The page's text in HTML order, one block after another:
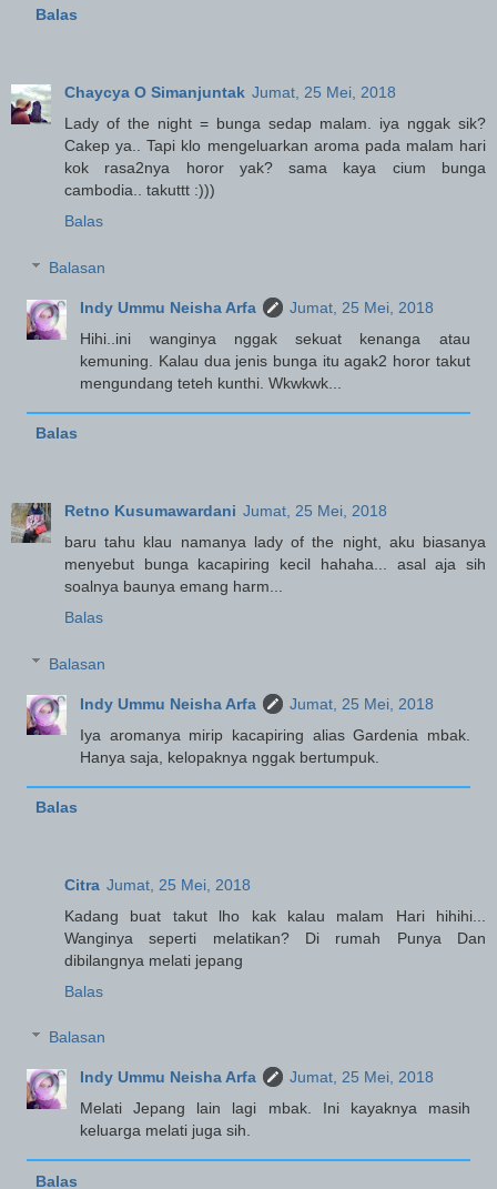
Balas
Chaycya O Simanjuntak Jumat, 25 Mei, 2018
Lady of the night = bunga sedap malam. iya nggak sik?
Cakep ya.. Tapi klo mengeluarkan aroma pada malam hari
kok rasa2nya horor yak? sama kaya cium bunga
cambodia.. takuttt :)))
Balas
Balasan
Indy Ummu Neisha Arfa
Jumat, 25 Mei, 2018
Hihi..ini wanginya nggak sekuat kenanga atau
kemuning. Kalau dua jenis bunga itu agak2 horor takut
mengundang teteh kunthi. Wkwkwk...
Balas
Retno Kusumawardani Jumat, 25 Mei, 2018
baru tahu klau namanya lady of the night, aku biasanya
menyebut bunga kacapiring kecil hahaha... asal aja sih
soalnya baunya emang harm...
Balas
Balasan
Indy Ummu Neisha Arfa
Jumat, 25 Mei, 2018
Iya aromanya mirip kacapiring alias Gardenia mbak.
Hanya saja, kelopaknya nggak bertumpuk.
Balas
Citra Jumat, 25 Mei, 2018
Kadang buat takut lho kak kalau malam Hari hihihi...
Wanginya seperti melatikan? Di rumah Punya Dan
dibilangnya melati jepang
Balas
Balasan
Indy Ummu Neisha Arfa
Jumat, 25 Mei, 2018
Melati Jepang lain lagi mbak. Ini kayaknya masih
keluarga melati juga sih.
Balas